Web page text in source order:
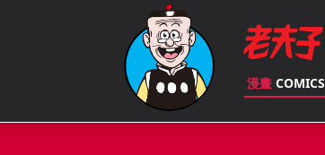
漫畫COMICS